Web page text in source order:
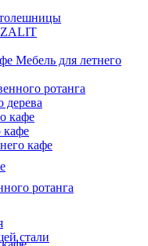
Мебель для летнего
ротанга
дерева
кафе
кафе
кафе
ротанга
стали